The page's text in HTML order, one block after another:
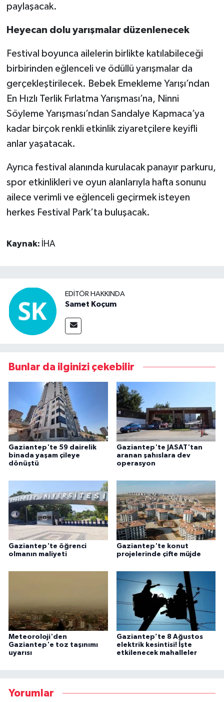
paylaşacak.
Heyecan dolu yarışmalar düzenlenecek
Festival boyunca ailelerin birlikte katılabileceği
birbirinden eğlenceli ve ödüllü yarışmalar da
gerçekleştirilecek. Bebek Emekleme Yarışı’ndan
En Hızlı Terlik Fırlatma Yarışması’na, Ninni
Söyleme Yarışması’ndan Sandalye Kapmaca’ya
kadar birçok renkli etkinlik ziyaretçilere keyifli
anlar yaşatacak.
Ayrıca festival alanında kurulacak panayır parkuru,
spor etkinlikleri ve oyun alanlarıyla hafta sonunu
ailece verimli ve eğlenceli geçirmek isteyen
herkes Festival Park’ta buluşacak.
Kaynak: İHA
EDITÖR HAKKINDA
Samet Koçum
Bunlar da ilginizi çekebilir
Gaziantep'te 59 dairelik
binada yaşam çileye
dönüştü
Gaziantep'te JASAT'tan
aranan şahıslara dev
operasyon
Gaziantep'te öğrenci
olmanın maliyeti
Gaziantep'te konut
projelerinde çifte müjde
Meteoroloji'den
Gaziantep'e toz taşınımı
uyarısı
Gaziantep’te 8 Ağustos
elektrik kesintisi! İşte
etkilenecek mahalleler
Yorumlar